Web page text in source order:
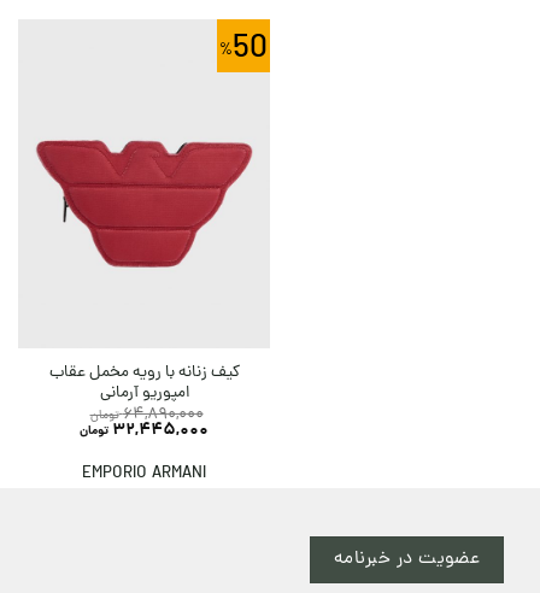
50
کیف زنانه با رویه مخمل عقاب
امپوریو آرمانی
64,890,000 تومان
32,445,000 تومان
EMPORIO ARMANI
عضویت در خبرنامه